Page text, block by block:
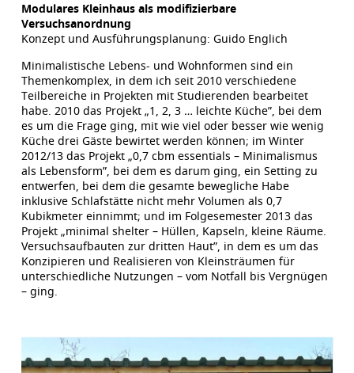
Modulares Kleinhaus als modifizierbare
Versuchsanordnung
Konzept und Ausführungsplanung: Guido Englich
Minimalistische Lebens- und Wohnformen sind ein
Themenkomplex, in dem ich seit 2010 verschiedene
Teilbereiche in Projekten mit Studierenden bearbeitet
habe. 2010 das Projekt „1, 2, 3 … leichte Küche”, bei dem
es um die Frage ging, mit wie viel oder besser wie wenig
Küche drei Gäste bewirtet werden können; im Winter
2012/13 das Projekt „0,7 cbm essentials – Minimalismus
als Lebensform”, bei dem es darum ging, ein Setting zu
entwerfen, bei dem die gesamte bewegliche Habe
inklusive Schlafstätte nicht mehr Volumen als 0,7
Kubikmeter einnimmt; und im Folgesemester 2013 das
Projekt „minimal shelter – Hüllen, Kapseln, kleine Räume.
Versuchsaufbauten zur dritten Haut”, in dem es um das
Konzipieren und Realisieren von Kleinsträumen für
unterschiedliche Nutzungen – vom Notfall bis Vergnügen
– ging.